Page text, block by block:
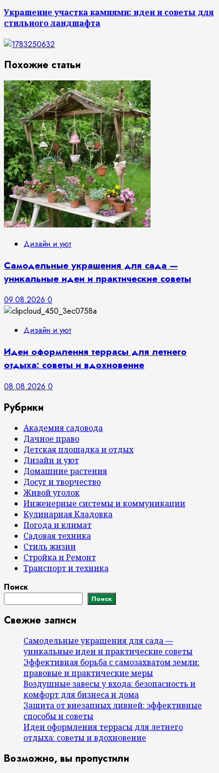
Украшение участка камнями: идеи и советы для
стильного ландшафта
Похожие статьи
Дизайн и уют
Самодельные украшения для сада —
уникальные идеи и практические советы
09.08.2026 0
Дизайн и уют
Идеи оформления террасы для летнего
отдыха: советы и вдохновение
08.08.2026 0
Рубрики
Академия садовода
Дачное право
Детская площадка и отдых
Дизайн и уют
Домашние растения
Досуг и творчество
Живой уголок
Инженерные системы и коммуникации
Кулинарная Кладовка
Погода и климат
Садовая техника
Стиль жизни
Стройка и Ремонт
Транспорт и техника
Поиск
Поиск
Свежие записи
Самодельные украшения для сада —
уникальные идеи и практические советы
Эффективная борьба с самозахватом земли:
правовые и практические меры
Воздушные завесы у входа: безопасность и
комфорт для бизнеса и дома
Защита от внезапных ливней: эффективные
способы и советы
Идеи оформления террасы для летнего
отдыха: советы и вдохновение
Возможно, вы пропустили